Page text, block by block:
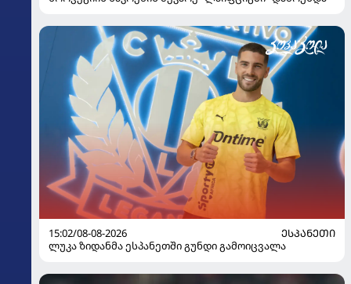
15:02/08-08-2026
ᲔᲡᲞᲐᲜᲔᲗᲘ
ლუკა ზიდანმა ესპანეთში გუნდი გამოიცვალა